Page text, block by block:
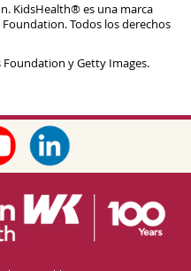
KidsHealth® es una marca
Todos los derechos
y Getty Images.